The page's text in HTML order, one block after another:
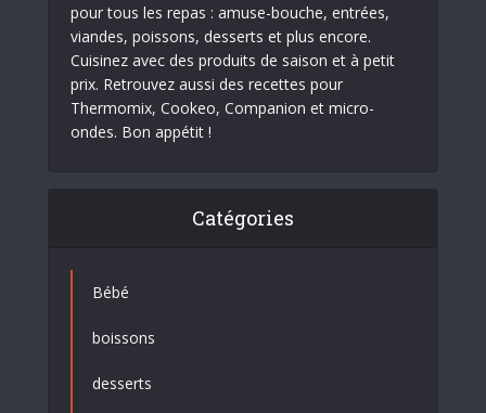
pour tous les repas : amuse-bouche, entrées,
viandes, poissons, desserts et plus encore.
Cuisinez avec des produits de saison et à petit
prix. Retrouvez aussi des recettes pour
Thermomix, Cookeo, Companion et micro-
ondes. Bon appétit !
Catégories
Bébé
boissons
desserts